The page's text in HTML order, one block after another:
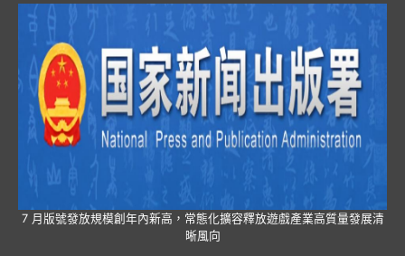
7 月版號發放規模創年內新高，常態化擴容釋放遊戲產業高質量發展清
晰風向